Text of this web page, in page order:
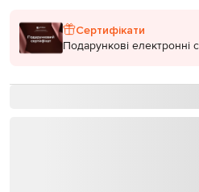
Сертифікати
Подарункові електронні